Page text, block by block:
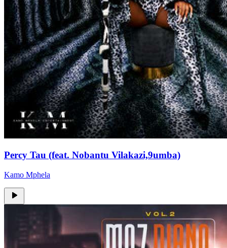
Percy Tau (feat. Nobantu Vilakazi,9umba)
Kamo Mphela